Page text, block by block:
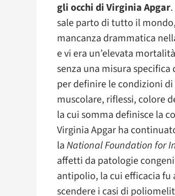
gli occhi di Virginia Apgar
sale parto di tutto il
mancanza drammatica
e vi era un’elevata
senza una misura
per definire le condizioni
muscolare, riflessi, colore
la cui somma definisce la
Virginia Apgar ha
laNational Foundation for
affetti da patologie
antipolio, la cui efficacia
scendere i casi di